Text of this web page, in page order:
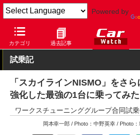
Powered by
カテゴリ 過去記事
Car Watch 自動車 スカイライン
試乗記
「スカイラインNISMO」をさ
強化した最強の1台に乗ってみた
ワークスチューニンググループ合同試
岡本幸一郎 Photo：中野英幸 Photo